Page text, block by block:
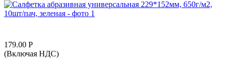
179.00 Р
(Включая НДС)